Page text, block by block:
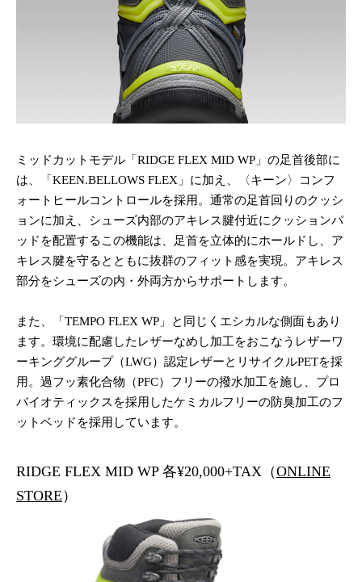
ミッドカットモデル「RIDGE FLEX MID WP」の足首後部に
は、「KEEN.BELLOWS FLEX」に加え、〈キーン〉コンフ
ォートヒールコントロールを採用。通常の足首回りのクッシ
ョンに加え、シューズ内部のアキレス腱付近にクッションパ
ッドを配置するこの機能は、足首を立体的にホールドし、ア
キレス腱を守るとともに抜群のフィット感を実現。アキレス
部分をシューズの内・外両方からサポートします。
また、「TEMPO FLEX WP」と同じくエシカルな側面もあり
ます。環境に配慮したレザーなめし加工をおこなうレザーワ
ーキンググループ（LWG）認定レザーとリサイクルPETを採
用。過フッ素化合物（PFC）フリーの撥水加工を施し、プロ
バイオティックスを採用したケミカルフリーの防臭加工のフ
ットベッドを採用しています。
RIDGE FLEX MID WP 各¥20,000+TAX（ONLINE
STORE ）